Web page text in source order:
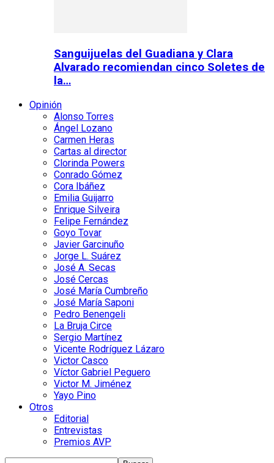
Sanguijuelas del Guadiana y Clara
Alvarado recomiendan cinco Soletes de
la…
Opinión
Alonso Torres
Ángel Lozano
Carmen Heras
Cartas al director
Clorinda Powers
Conrado Gómez
Cora Ibáñez
Emilia Guijarro
Enrique Silveira
Felipe Fernández
Goyo Tovar
Javier Garcinuño
Jorge L. Suárez
José A. Secas
José Cercas
José María Cumbreño
José María Saponi
Pedro Benengeli
La Bruja Circe
Sergio Martínez
Vicente Rodríguez Lázaro
Victor Casco
Víctor Gabriel Peguero
Victor M. Jiménez
Yayo Pino
Otros
Editorial
Entrevistas
Premios AVP